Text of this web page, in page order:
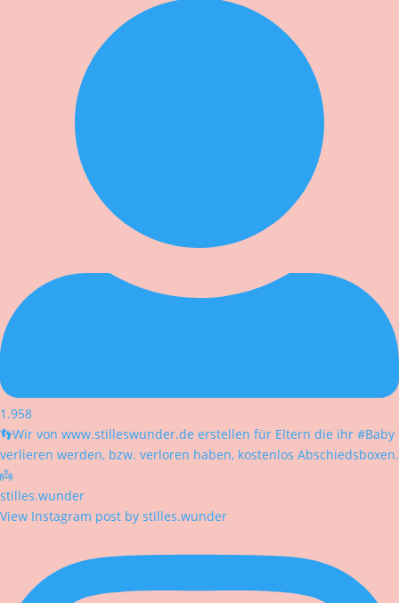
1.958
👣Wir von www.stilleswunder.de erstellen für Eltern die ihr #Baby
verlieren werden, bzw. verloren haben, kostenlos Abschiedsboxen.
👼
stilles.wunder
View Instagram post by stilles.wunder